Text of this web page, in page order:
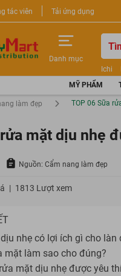
tác viên Tải ứng dụng
Danh mục
Ichi
Nước
Sữa
MỸ PHẨM
làm đẹp TOP 06 Sữa
mặt dịu nhẹ
Nguồn: Cẩm nang làm đẹp
| 1813 Lượt xem
nhẹ có lợi ích gì cho làn
mặt làm sao cho đúng?
mặt dịu nhẹ được yêu